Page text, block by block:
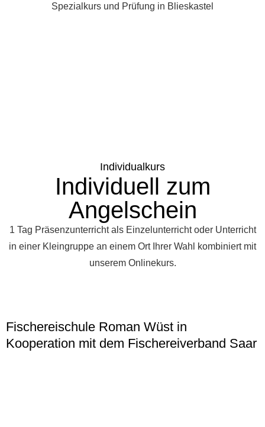
Spezialkurs und Prüfung in Blieskastel
Individualkurs
Individuell zum
Angelschein
1 Tag Präsenzunterricht als Einzelunterricht oder Unterricht
in einer Kleingruppe an einem Ort Ihrer Wahl kombiniert mit
unserem Onlinekurs.
Fischereischule Roman Wüst in
Kooperation mit dem Fischereiverband Saar